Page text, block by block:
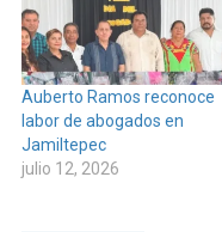
Auberto Ramos reconoce
labor de abogados en
Jamiltepec
julio 12, 2026